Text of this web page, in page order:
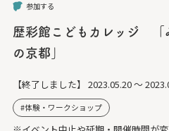
参加する
歴彩館こどもカレッジ 「
の京都」
【終了しました】 2023.05.20 ～
体験・ワークショップ